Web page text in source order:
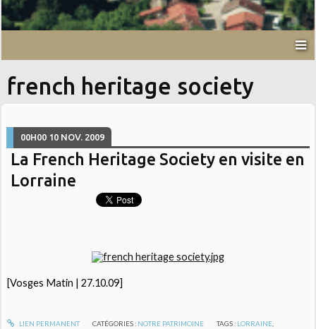
french heritage society
00H00 10 NOV. 2009
La French Heritage Society en visite en
Lorraine
[Vosges Matin | 27.10.09]
LIEN PERMANENT CATÉGORIES : NOTRE PATRIMOINE TAGS : LORRAINE